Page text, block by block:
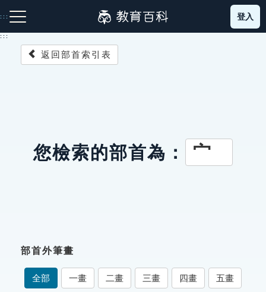
到
主
:::
成語故事
索引選單
登入
:::
返回部首索引表
您檢索的部首為： 宀
部首外筆畫
全部 一畫 二畫 三畫 四畫 五畫